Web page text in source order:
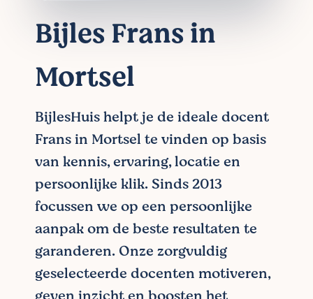
Bijles Frans in
Mortsel
BijlesHuis helpt je de ideale docent
Frans in Mortsel te vinden op basis
van kennis, ervaring, locatie en
persoonlijke klik. Sinds 2013
focussen we op een persoonlijke
aanpak om de beste resultaten te
garanderen. Onze zorgvuldig
geselecteerde docenten motiveren,